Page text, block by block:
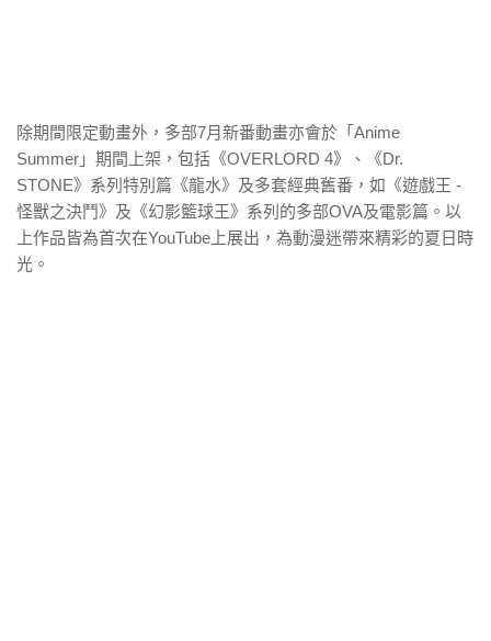
除期間限定動畫外，多部7月新番動畫亦會於「Anime
Summer」期間上架，包括《OVERLORD 4》、《Dr.
STONE》系列特別篇《龍水》及多套經典舊番，如《遊戲王 -
怪獸之決鬥》及《幻影籃球王》系列的多部OVA及電影篇。以
上作品皆為首次在YouTube上展出，為動漫迷帶來精彩的夏日時
光。